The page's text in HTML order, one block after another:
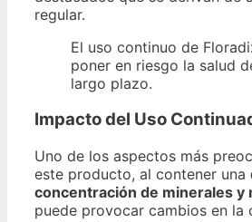
regular.
El uso continuo de
poner en riesgo la salud
largo plazo.
Impacto del Uso
Uno de los aspectos más
este producto, al contener una
concentración de minerales y
puede provocar cambios en la